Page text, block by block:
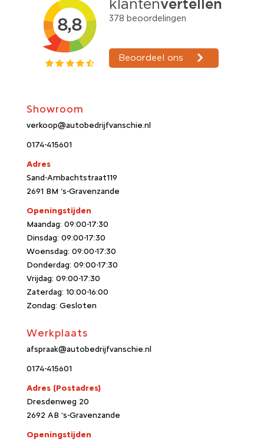
Showroom
verkoop@autobedrijfvanschie.nl
0174-415601
Adres
Sand-Ambachtstraat119
2691 BM ‘s-Gravenzande
Openingstijden
Maandag: 09:00-17:30
Dinsdag: 09:00-17:30
Woensdag: 09:00-17:30
Donderdag: 09:00-17:30
Vrijdag: 09:00-17:30
Zaterdag: 10:00-16:00
Zondag: Gesloten
Werkplaats
afspraak@autobedrijfvanschie.nl
0174-415601
Adres (Postadres)
Dresdenweg 20
2692 AB ‘s-Gravenzande
Openingstijden